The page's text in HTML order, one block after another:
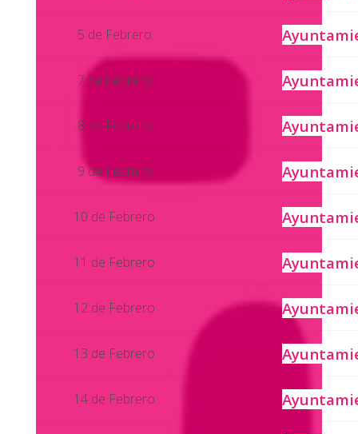
5 de Febrero
7 de Febrero
8 de Febrero
9 de Febrero
10 de Febrero
11 de Febrero
12 de Febrero
13 de Febrero
14 de Febrero